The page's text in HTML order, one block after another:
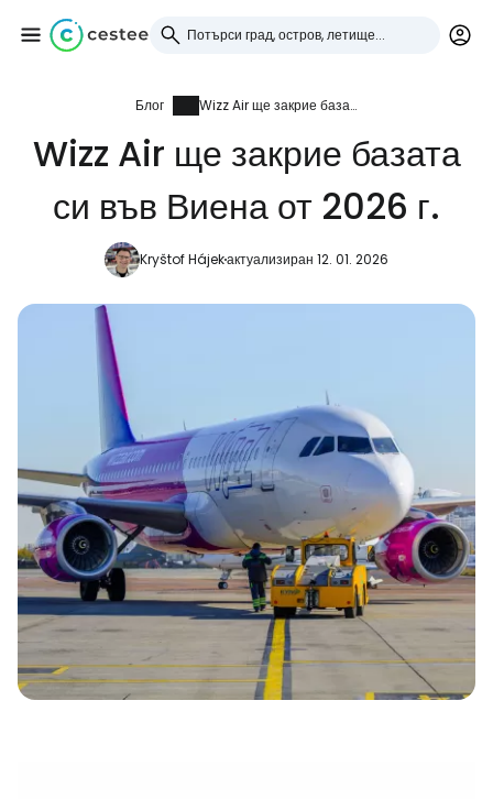
Блог Wizz Air ще закрие базата си във Виена от 2026 г.
Wizz Air ще закрие базата
си във Виена от 2026 г.
Kryštof Hájekактуализиран 12. 01. 2026
Влезте в Cestee
... световната общност на туристите
Продължете с имейл